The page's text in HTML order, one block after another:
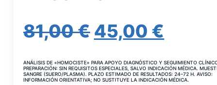
81,00€ EL
ORIGINAL
45,00 €
ANÁLISIS DE «HOMOCISTE» PARA APOYO DIAGNÓSTICO Y SEGUIMIENTO
PREPARACIÓN: SIN REQUISITOS ESPECIALES, SALVO INDICACIÓN MÉDICA.
SANGRE (SUERO/PLASMA). PLAZO ESTIMADO DE RESULTADOS: 24–72 H. AVISO:
INFORMACIÓN ORIENTATIVA; NO SUSTITUYE LA INDICACIÓN MÉDICA.